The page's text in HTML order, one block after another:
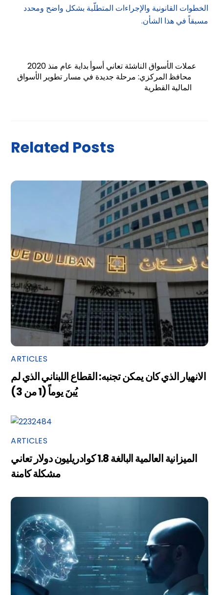
الخطوات القانونية والإجراءات المتطلّبة بشكل واضح ومحدد
مسبقاً في هذا الشأن.
عملات الأسواق الناشئة تعاني أسوأ بداية عام منذ 2020
محافظ المركزي: مرحلة جديدة في مسار تطوير الأسواق
المالية القطرية
Related Posts
ARTICLES
الانهيار الذي كان يمكن تجنبه: القطاع اللبناني الذي لم
يُبنَ يوماً (1 من 3)
ARTICLES
الميزانية العالمية البالغة 1.8 كوادريليون دولار تعاني
مشكلة كامنة